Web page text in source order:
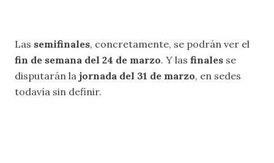
Las semifinales, concretamente, se podrán ver el
fin de semana del 24 de marzo. Y las finales se
disputarán la jornada del 31 de marzo, en sedes
todavía sin definir.